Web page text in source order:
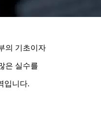
의 기초이자
은 실수를
입니다.